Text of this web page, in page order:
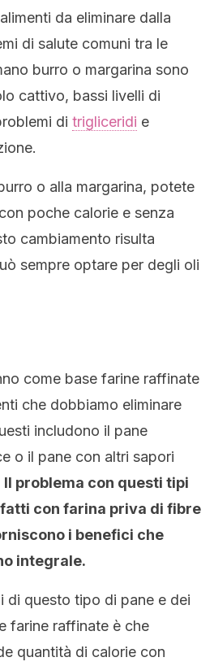
da eliminare dalla
di salute comuni tra le
burro o margarina sono
cattivo, bassi livelli di
di trigliceridi e
o alla margarina, potete
poche calorie e senza
cambiamento risulta
sempre optare per degli oli
come base farine raffinate
che dobbiamo eliminare
includono il pane
o il pane con altri sapori
Il problema con questi tipi
fatti con farina priva di fibre
i benefici che
integrale.
di questo tipo di pane e dei
farine raffinate è che
quantità di calorie con